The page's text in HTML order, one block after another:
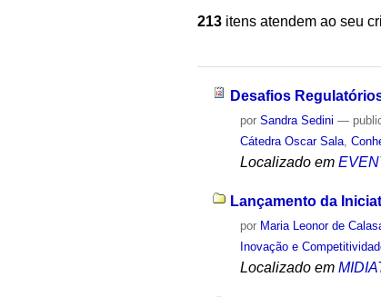
213 itens atendem ao seu
Desafios
porSandra Sedini —
Cátedra Oscar Sala ,
Localizado em
Lançamento da
por Maria Leonor de
Inovação e
Localizado em